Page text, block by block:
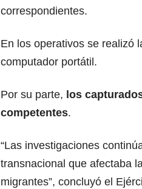
correspondientes.
En los operativos se realizó
computador portátil.
Por su parte, los
competentes.
“Las investigaciones
transnacional que afectaba
migrantes”, concluyó el